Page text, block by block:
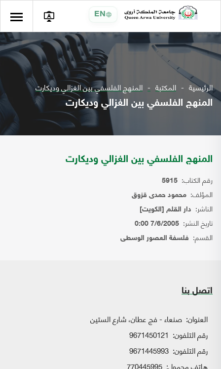
EN
الرئيسية المكتبة المنهج الفلسفي بين الغزالي وديكارت
المنهج الفلسفي بين الغزالي وديكارت
المنهج الفلسفي بين الغزالي وديكارت
رقم الكتاب: 5915
المؤلف: محمود حمدى قزوق
الناشر: دار القلم [الكويت]
تاريخ النشر: 7/6/2005 0:00
القسم: فلسفة العصور الوسطى
اتصل بنا
العنوان: صنعاء - فج عطان، شارع الستين
رقم التلفون: 9671450121
رقم التلفون: 9671445993
هاتف محمول: 770445995